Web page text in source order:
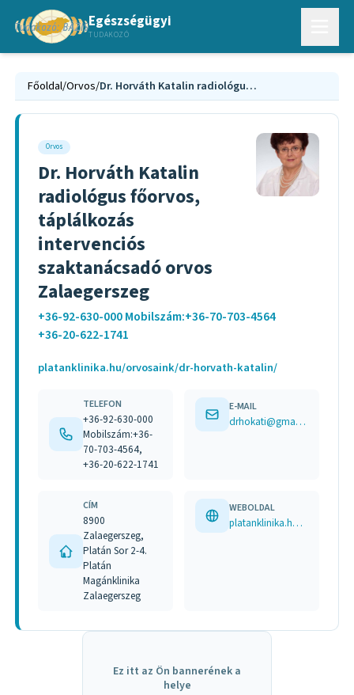
Egészségügyi
TUDAKOZÓ
Főoldal/Orvos/ Dr. Horváth Katalin radiológus főorvos, táplálkozás intervenciós szaktanácsadó orvos Zalaegerszeg
Orvos
Dr. Horváth Katalin
radiológus főorvos,
táplálkozás
intervenciós
szaktanácsadó orvos
Zalaegerszeg
+36-92-630-000 Mobilszám:+36-70-703-4564
+36-20-622-1741
platanklinika.hu/orvosaink/dr-horvath-katalin/
TELEFON
+36-92-630-000
Mobilszám:+36-
70-703-4564,
+36-20-622-1741
E-MAIL
drhokati@gmail.com
CÍM
8900
Zalaegerszeg,
Platán Sor 2-4.
Platán
Magánklinika
Zalaegerszeg
WEBOLDAL
platanklinika.hu/orvosaink/dr-horvath-katalin/
Ez itt az Ön bannerének a
helye